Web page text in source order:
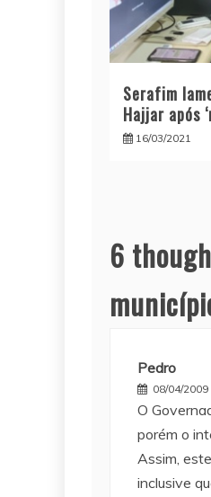
Serafim
Hajjar após
16/03/2021
6
Pedro
08/04/
O
porém o
Assim,
inclusive